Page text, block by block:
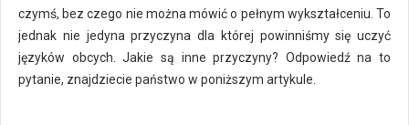
czymś, bez czego nie można mówić o pełnym wykształceniu. To
jednak nie jedyna przyczyna dla której powinniśmy się uczyć
języków obcych. Jakie są inne przyczyny? Odpowiedź na to
pytanie, znajdziecie państwo w poniższym artykule.